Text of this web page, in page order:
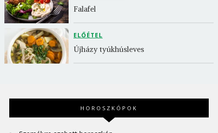
Falafel
ELŐÉTEL
Újházy tyúkhúsleves
HOROSZKÓPOK